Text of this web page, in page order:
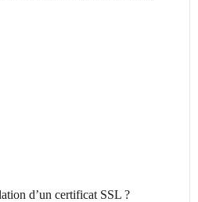
d’un certificat SSL ?